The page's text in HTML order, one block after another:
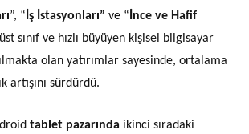
”, “ İş İstasyonları” ve “ İnce ve Hafif
sınıf ve hızlı büyüyen kişisel bilgisayar
olan yatırımlar sayesinde, ortalama
artışını sürdürdü.
tablet pazarında ikinci sıradaki